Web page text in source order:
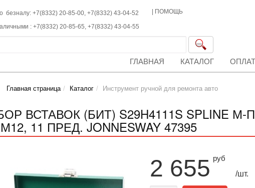
безналу: +7(8332) 20-85-00, +7(8332) 43-04-52
: +7(8332) 20-85-65, +7(8332) 43-04-55
ПОМОЩЬ
ГЛАВНАЯ КАТАЛОГ
Главная страница Каталог Инструмент ручной для ремонта авто
ВСТАВОК (БИТ) S29H4111S SPLINE
11 ПРЕД. JONNESWAY 47395
2 655 руб
/шт.